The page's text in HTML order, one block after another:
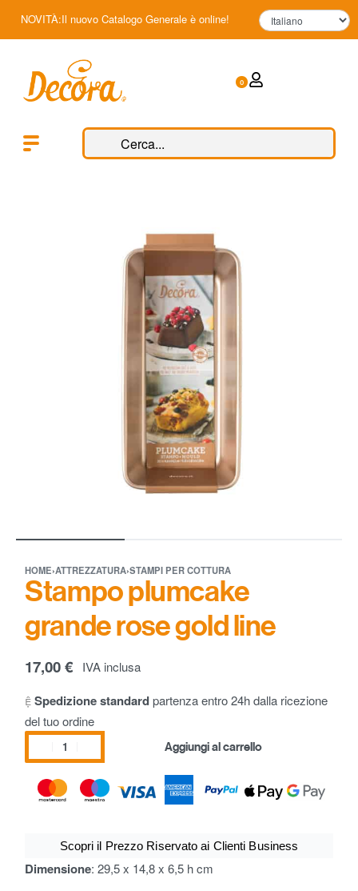
NOVITÀ:Il nuovo Catalogo Generale è online!
0
HOME›ATTREZZATURA›STAMPI PER COTTURA
Stampo plumcake
grande rose gold line
17,00€ IVA inclusa
Spedizione standardpartenza entro 24h dalla ricezione
del tuo ordine
Aggiungi al carrello
Scopri il Prezzo Riservato ai Clienti Business
Dimensione: 29,5 x 14,8 x 6,5 h cm